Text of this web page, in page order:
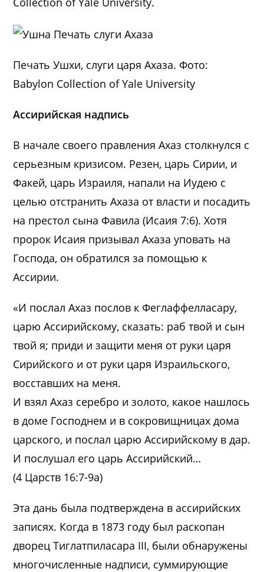
Печать Ушхи, слуги царя Ахаза. Фото:
Babylon Collection of Yale University
Ассирийская надпись
В начале своего правления Ахаз столкнулся с
серьезным кризисом. Резен, царь Сирии, и
Факей, царь Израиля, напали на Иудею с
целью отстранить Ахаза от власти и посадить
на престол сына Фавила (Исаия 7:6). Хотя
пророк Исаия призывал Ахаза уповать на
Господа, он обратился за помощью к
Ассирии.
«И послал Ахаз послов к Феглаффелласару,
царю Ассирийскому, сказать: раб твой и сын
твой я; приди и защити меня от руки царя
Сирийского и от руки царя Израильского,
восставших на меня.
И взял Ахаз серебро и золото, какое нашлось
в доме Господнем и в сокровищницах дома
царского, и послал царю Ассирийскому в дар.
И послушал его царь Ассирийский…
(4 Царств 16:7-9а)
Эта дань была подтверждена в ассирийских
записях. Когда в 1873 году был раскопан
дворец Тиглатпиласара III, были обнаружены
многочисленные надписи, суммирующие